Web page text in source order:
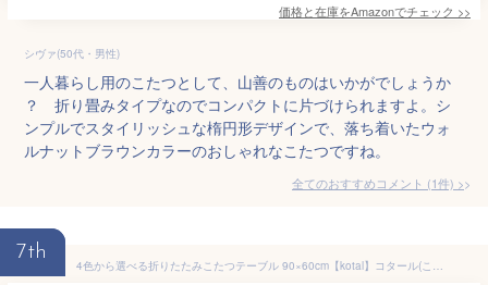
価格と在庫をAmazonでチェック >>
シヴァ(50代・男性)
一人暮らし用のこたつとして、山善のものはいかがでしょうか
？ 折り畳みタイプなのでコンパクトに片づけられますよ。シ
ンプルでスタイリッシュな楕円形デザインで、落ち着いたウォ
ルナットブラウンカラーのおしゃれなこたつですね。
全てのおすすめコメント (1件) >
7th
4色から選べる折りたたみこたつテーブル 90×60cm【kotal】コタール(こたつ 折りたたみ テーブル 完成品 折れ脚 折り畳み 机 コンパクト 一人用 長方形 八角形 省スペース 一人暮らし アースカラー デスクワーク 冬 家電 白 黒 ピンク ブルーグレー おしゃれ 可愛い